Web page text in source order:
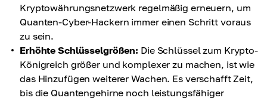
Kryptowährungsnetzwerk regelmäßig erneuern, um
Quanten-Cyber-Hackern immer einen Schritt voraus
zu sein.
Erhöhte Schlüsselgrößen: Die Schlüssel zum Krypto-
Königreich größer und komplexer zu machen, ist wie
das Hinzufügen weiterer Wachen. Es verschafft Zeit,
bis die Quantengehirne noch leistungsfähiger